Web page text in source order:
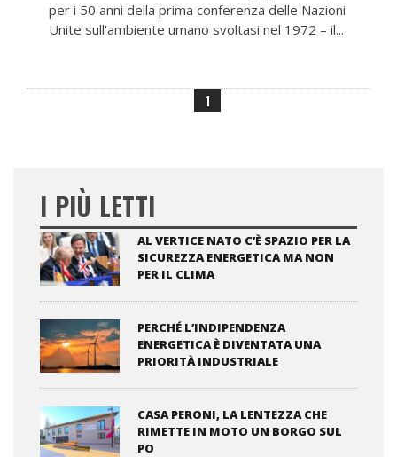
per i 50 anni della prima conferenza delle Nazioni
Unite sull'ambiente umano svoltasi nel 1972 – il...
1
I PIÙ LETTI
AL VERTICE NATO C’È SPAZIO PER LA
SICUREZZA ENERGETICA MA NON
PER IL CLIMA
PERCHÉ L’INDIPENDENZA
ENERGETICA È DIVENTATA UNA
PRIORITÀ INDUSTRIALE
CASA PERONI, LA LENTEZZA CHE
RIMETTE IN MOTO UN BORGO SUL
PO